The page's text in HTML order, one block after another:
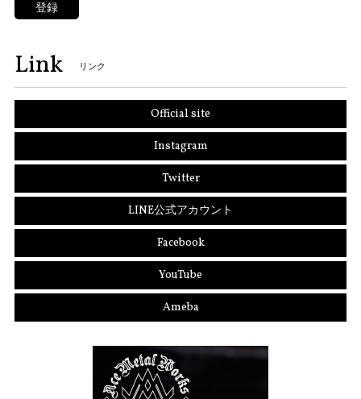
登録
Link リンク
Official site
Instagram
Twitter
LINE公式アカウント
Facebook
YouTube
Ameba